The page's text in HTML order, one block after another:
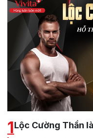
1Lộc Cường Thần